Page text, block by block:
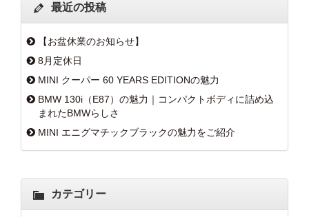
最近の投稿
【お盆休業のお知らせ】
8月定休日
MINI クーパー 60 YEARS EDITIONの魅力
BMW 130i（E87）の魅力｜コンパクトボディに詰め込
まれたBMWらしさ
MINI エニグマチックブラックの魅力をご紹介
カテゴリー